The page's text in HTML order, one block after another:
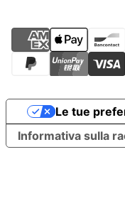
Informativa sulla
Le tue